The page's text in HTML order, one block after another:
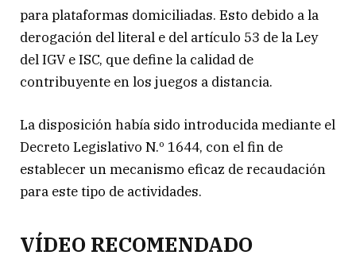
para plataformas domiciliadas. Esto debido a la
derogación del literal e del artículo 53 de la Ley
del IGV e ISC, que define la calidad de
contribuyente en los juegos a distancia.
La disposición había sido introducida mediante el
Decreto Legislativo N.º 1644, con el fin de
establecer un mecanismo eficaz de recaudación
para este tipo de actividades.
VÍDEO RECOMENDADO